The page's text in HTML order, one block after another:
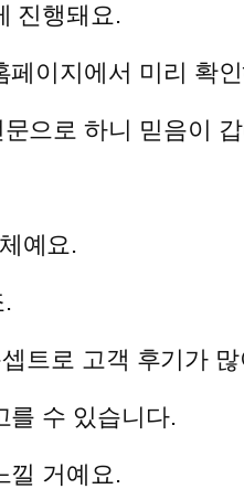
진행돼요.
이지에서 미리 확
으로 하니 믿음이
예요.
트로 고객 후기가
를 수 있습니다.
낄 거예요.